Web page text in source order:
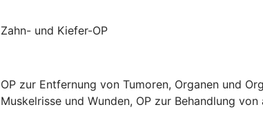
Zahn- und Kiefer-OP
OP zur Entfernung von Tumoren, Organen und
Muskelrisse und Wunden, OP zur Behandlung